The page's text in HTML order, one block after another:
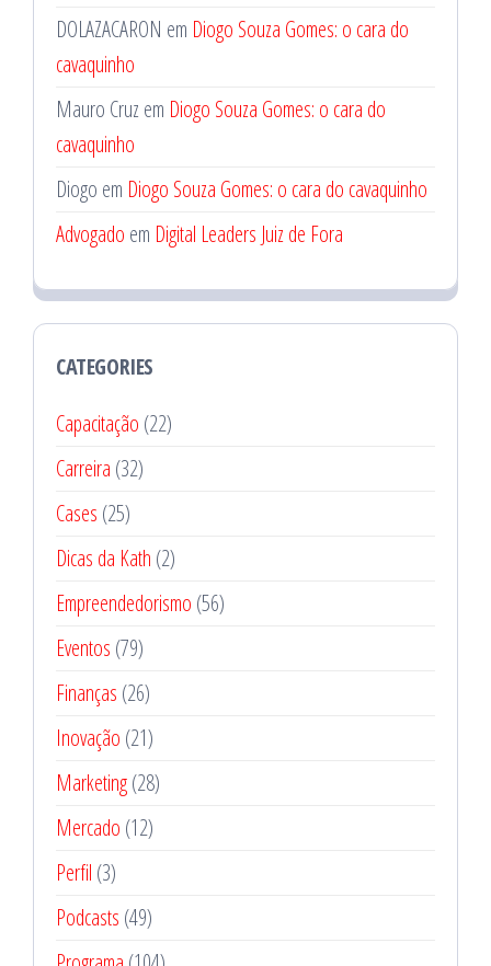
DOLAZACARON em Diogo Souza Gomes: o cara do
cavaquinho
Mauro Cruz em Diogo Souza Gomes: o cara do
cavaquinho
Diogo em Diogo Souza Gomes: o cara do cavaquinho
Advogado em Digital Leaders Juiz de Fora
CATEGORIES
Capacitação (22)
Carreira (32)
Cases (25)
Dicas da Kath (2)
Empreendedorismo (56)
Eventos (79)
Finanças (26)
Inovação (21)
Marketing(28)
Mercado (12)
Perfil (3)
Podcasts (49)